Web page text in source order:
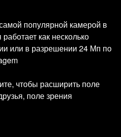
популярной камерой в
как несколько
или в разрешении 24 Мп по
чтобы расширить поле
поле зрения